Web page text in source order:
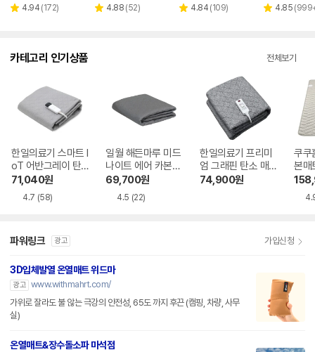
별 4.94 리
(172)
별 4.88 리
(52)
별 4.84 리
(109)
별 4.85 리
(
카테고리 인기상품 전체보기
한일의료기 스마트 I
oT 어반그레이 탄
소매트 HL-APP
71,040원
4.7 (58)
일월 해든마루 미드
나이트 에어 카본매
트
69,700원
4.5 (22)
한일의료기 프리미
엄 그래핀 탄소 매
트
74,900원
쿠쿠
본매
파워링크 광고 가입신청
3D입체발열 온열매트 위드마
광고 www.withmahrt.com/
가위로 잘라도 불 않는 극강의 안전성, 65도 까지 후끈 (캠핑, 차량, 사무
실)
온열매트&장수돌소파 마석점